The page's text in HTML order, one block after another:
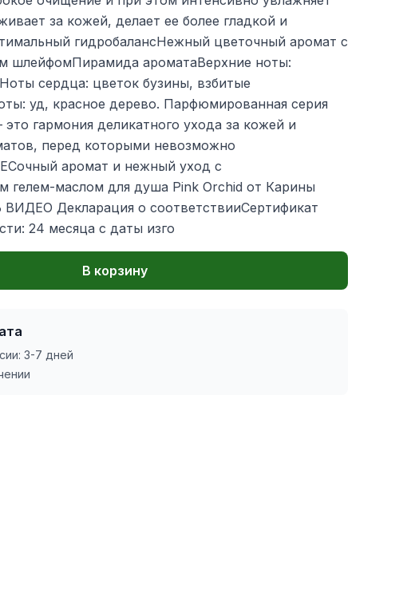
за кожей, делает ее более гладкой и
гидробалансНежный цветочный аромат с
шлейфомПирамида ароматаВерхние ноты:
сердца: цветок бузины, взбитые
уд, красное дерево. Парфюмированная серия
гармония деликатного ухода за кожей и
перед которыми невозможно
аромат и нежный уход с
гелем-маслом для душа Pink Orchid от Карины
Декларация о соответствииСертификат
24 месяца с даты изго
В корзину
3-7 дней